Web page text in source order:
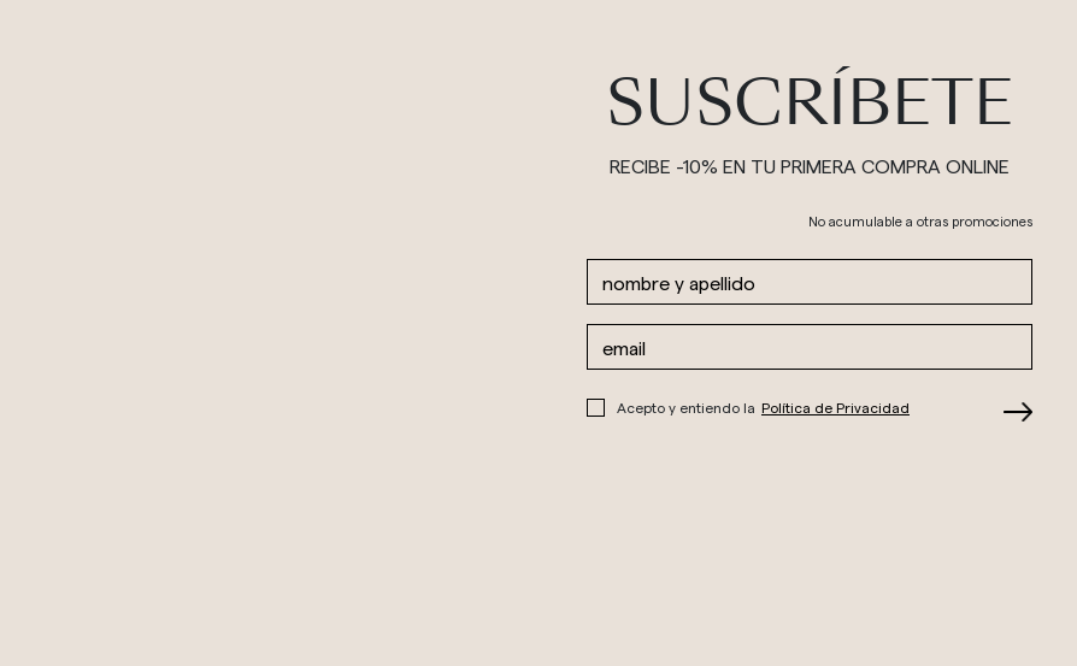
SUSCRÍBETE
RECIBE -10% EN TU PRIMERA COMPRA ONLINE
No acumulable a otras promociones
Acepto y entiendo la Política de Privacidad